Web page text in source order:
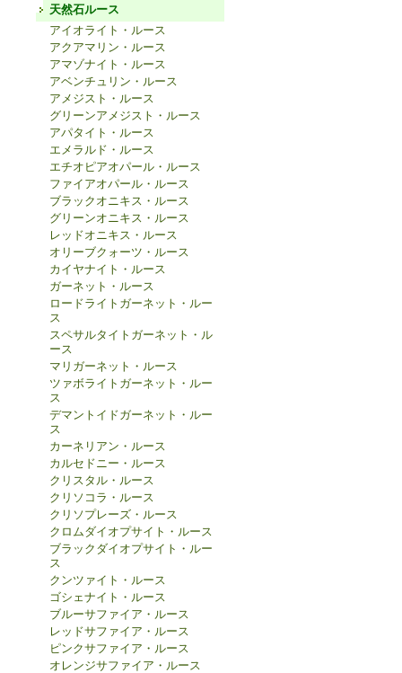
天然石ルース
アイオライト・ルース
アクアマリン・ルース
アマゾナイト・ルース
アベンチュリン・ルース
アメジスト・ルース
グリーンアメジスト・ルース
アパタイト・ルース
エメラルド・ルース
エチオピアオパール・ルース
ファイアオパール・ルース
ブラックオニキス・ルース
グリーンオニキス・ルース
レッドオニキス・ルース
オリーブクォーツ・ルース
カイヤナイト・ルース
ガーネット・ルース
ロードライトガーネット・ルー
ス
スペサルタイトガーネット・ル
ース
マリガーネット・ルース
ツァボライトガーネット・ルー
ス
デマントイドガーネット・ルー
ス
カーネリアン・ルース
カルセドニー・ルース
クリスタル・ルース
クリソコラ・ルース
クリソプレーズ・ルース
クロムダイオプサイト・ルース
ブラックダイオプサイト・ルー
ス
クンツァイト・ルース
ゴシェナイト・ルース
ブルーサファイア・ルース
レッドサファイア・ルース
ピンクサファイア・ルース
オレンジサファイア・ルース